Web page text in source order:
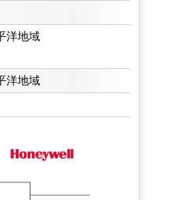
洋地域
洋地域